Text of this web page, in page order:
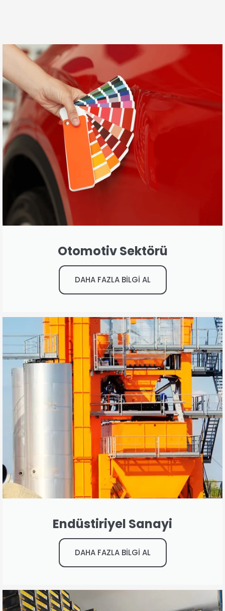
Otomotiv Sektörü
DAHA FAZLA BİLGİ AL
Endüstiriyel Sanayi
DAHA FAZLA BİLGİ AL